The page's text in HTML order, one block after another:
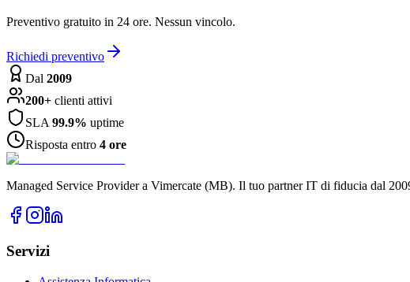
Preventivo gratuito in 24 ore. Nessun vincolo.
Richiedi preventivo
Dal 2009
200+ clienti attivi
SLA 99.9% uptime
Risposta entro 4 ore
Managed Service Provider a Vimercate (MB). Il tuo partner IT di fiducia dal
Servizi